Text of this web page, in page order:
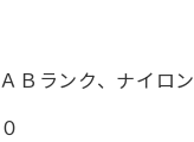
ランク、ナイロン